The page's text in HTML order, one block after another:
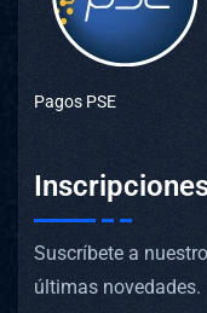
Pagos PSE
Suscríbete a
últimas novedades.